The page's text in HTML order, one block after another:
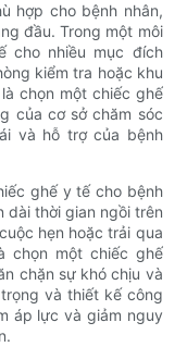
hợp cho bệnh nhân,
đầu. Trong một môi
cho nhiều mục đích
kiểm tra hoặc khu
chọn một chiếc ghế
của cơ sở chăm sóc
và hỗ trợ của bệnh
ghế y tế cho bệnh
dài thời gian ngồi trên
hẹn hoặc trải qua
chọn một chiếc ghế
chặn sự khó chịu và
và thiết kế công
áp lực và giảm nguy